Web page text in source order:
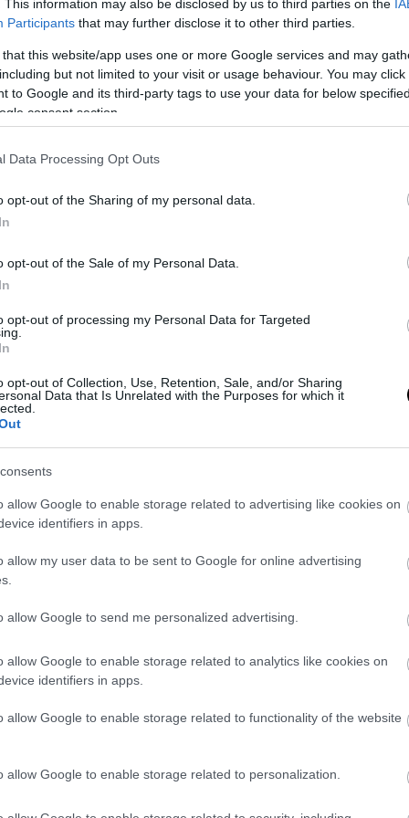
This information may also be disclosed by us to third parties on the
Participants that may further disclose it to other third parties.
that this website/app uses one or more Google services and may
but not limited to your visit or usage behaviour. You may
to Google and its third-party tags to use your data for below
consent section.
Data Processing Opt Outs
opt-out of the Sharing of my personal data.
opt-out of the Sale of my Personal Data.
opt-out of processing my Personal Data for Targeted
opt-out of Collection, Use, Retention, Sale, and/or Sharing
Data that Is Unrelated with the Purposes for which it
allow Google to enable storage related to advertising like cookies on
identifiers in apps.
allow my user data to be sent to Google for online advertising
allow Google to send me personalized advertising.
allow Google to enable storage related to analytics like cookies on
identifiers in apps.
allow Google to enable storage related to functionality of the website
allow Google to enable storage related to personalization.
Δεν αστειεύεται το Ισραήλ: Σκληρή
ανακοίνωση που προμηνύει ανελέητα
χτυπήματα στον Λίβανο
πραγματοποιήσουν τριήμερη
άσκηση στη Δυτική Όχθη
09.11.2025 | 21:12